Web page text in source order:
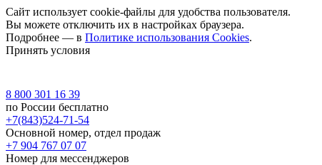
Сайт использует cookie-файлы для удобства пользователя.
Вы можете отключить их в настройках браузера.
Подробнее — в Политике использования Cookies.
Принять условия
8 800 301 16 39
по России бесплатно
+7(843)524-71-54
Основной номер, отдел продаж
+7 904 767 07 07
Номер для мессенджеров